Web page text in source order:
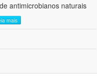
antimicrobianos naturais
mais